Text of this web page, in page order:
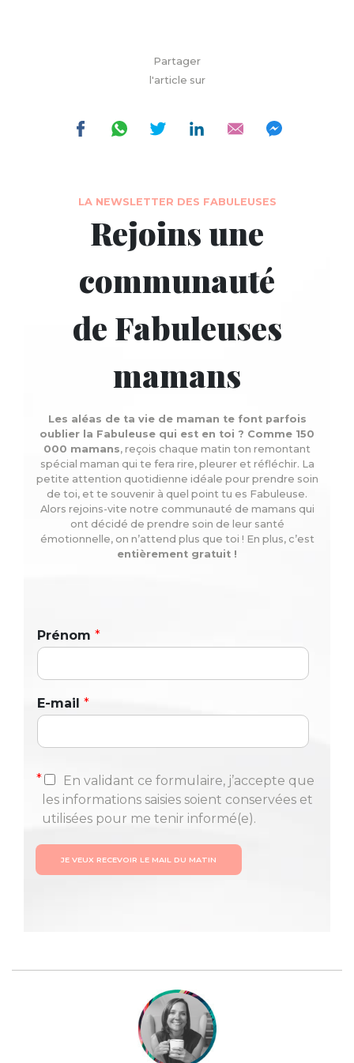
Partager
l'article sur
LA NEWSLETTER DES FABULEUSES
Rejoins une
communauté
de Fabuleuses
mamans
Les aléas de ta vie de maman te font parfois
oublier la Fabuleuse qui est en toi ? Comme 150
000 mamans, reçois chaque matin ton remontant
spécial maman qui te fera rire, pleurer et réfléchir. La
petite attention quotidienne idéale pour prendre soin
de toi, et te souvenir à quel point tu es Fabuleuse.
Alors rejoins-vite notre communauté de mamans qui
ont décidé de prendre soin de leur santé
émotionnelle, on n’attend plus que toi ! En plus, c’est
entièrement gratuit !
Prénom *
E-mail *
*
En validant ce formulaire, j’accepte que
les informations saisies soient conservées et
utilisées pour me tenir informé(e).
JE VEUX RECEVOIR LE MAIL DU MATIN